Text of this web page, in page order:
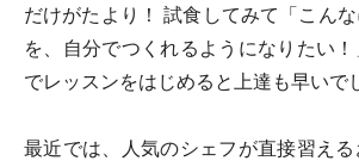
だけがたより！ 試食してみて「こん
を、自分でつくれるようになりたい
でレッスンをはじめると上達も早いで
最近では、人気のシェフが直接習える